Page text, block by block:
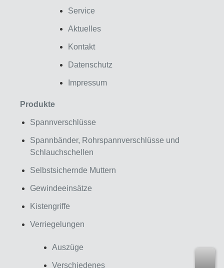
Service
Aktuelles
Kontakt
Datenschutz
Impressum
Produkte
Spannverschlüsse
Spannbänder, Rohrspannverschlüsse und
Schlauchschellen
Selbstsichernde Muttern
Gewindeeinsätze
Kistengriffe
Verriegelungen
Auszüge
Verschiedenes